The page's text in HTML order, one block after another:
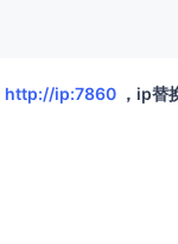
http://ip:7860 ，ip替